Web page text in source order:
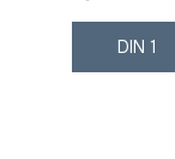
DIN 1